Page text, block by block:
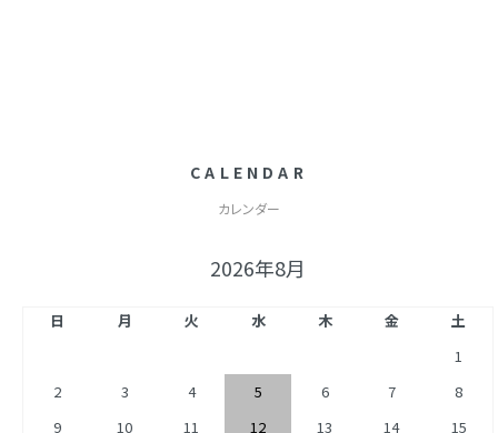
CALENDAR
カレンダー
2026年8月
日 月 火 水 木 金
土
1
2
3 4 5 6 7
8
9
10 11 12 13 14
15